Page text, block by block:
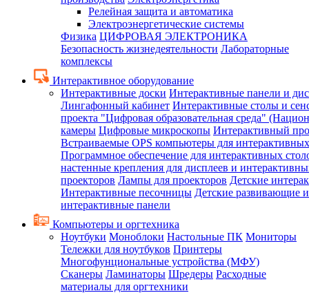
Релейная защита и автоматика
Электроэнергетические системы
Физика ЦИФРОВАЯ ЭЛЕКТРОНИКА
Безопасность жизнедеятельности Лабораторные
комплексы
Интерактивное оборудование
Интерактивные доски Интерактивные панели и
Лингафонный кабинет Интерактивные столы и
проекта "Цифровая образовательная среда"
камеры Цифровые микроскопы Интерактивный
Встраиваемые OPS компьютеры для
Программное обеспечение для интерактивных
настенные крепления для дисплеев и
проекторов Лампы для проекторов Детские
Интерактивные песочницы Детские развивающие
интерактивные панели
Компьютеры и оргтехника
Ноутбуки Моноблоки Настольные ПК Мониторы
Тележки для ноутбуков Принтеры
Многофунциональные устройства (МФУ)
Сканеры Ламинаторы Шредеры Расходные
материалы для оргтехники